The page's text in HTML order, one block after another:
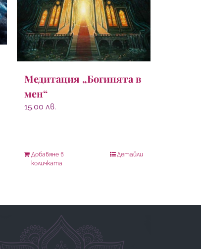
Медитация „Богинята в
мен“
15.00 лв.
Добавяне в
количката
Детайли